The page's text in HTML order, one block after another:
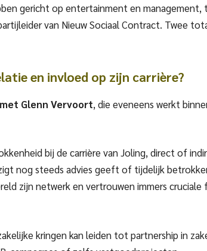
gericht op entertainment en management,
van Nieuw Sociaal Contract. Twee
en invloed op zijn carrière?
Glenn Vervoort, die eveneens werkt
bij de carrière van Joling, direct of
nog steeds advies geeft of tijdelijk
zijn netwerk en vertrouwen immers cruciale
kringen kan leiden tot partnership in